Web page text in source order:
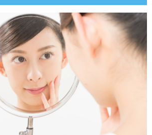
ャープに
整う
スピース矯正)で期待できない変化につ
らない